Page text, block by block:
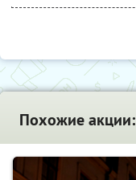
Похожие акции: